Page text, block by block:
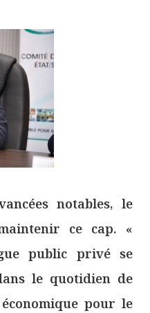
notables, le
ce cap. «
public privé se
le quotidien de
pour le